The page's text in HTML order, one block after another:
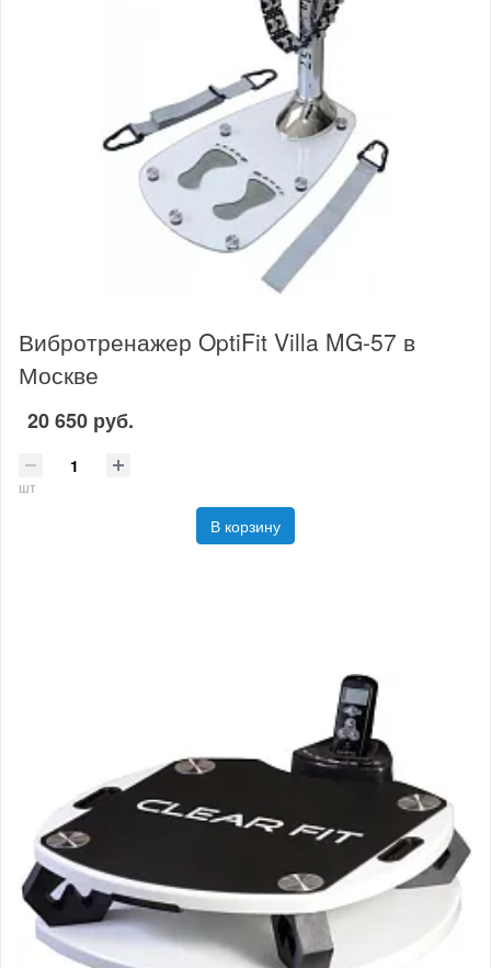
Вибротренажер OptiFit Villa MG-57 в
Москве
20 650 руб.
шт
В корзину